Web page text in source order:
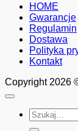
HOME
Gwarancje
Regulamin
Dostawa
Polityka
Kontakt
Copyright 2026
Szukaj: